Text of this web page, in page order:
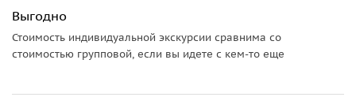
Выгодно
Стоимость индивидуальной экскурсии сравнима со
стоимостью групповой, если вы идете с кем-то еще